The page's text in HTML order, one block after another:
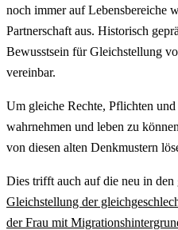
noch immer auf Lebensbereiche
Partnerschaft aus. Historisch
Bewusstsein für Gleichstellung
vereinbar.
Um gleiche Rechte, Pflichten
wahrnehmen und leben zu
von diesen alten Denkmustern
Dies trifft auch auf die neu in
Gleichstellung der
der Frau mit